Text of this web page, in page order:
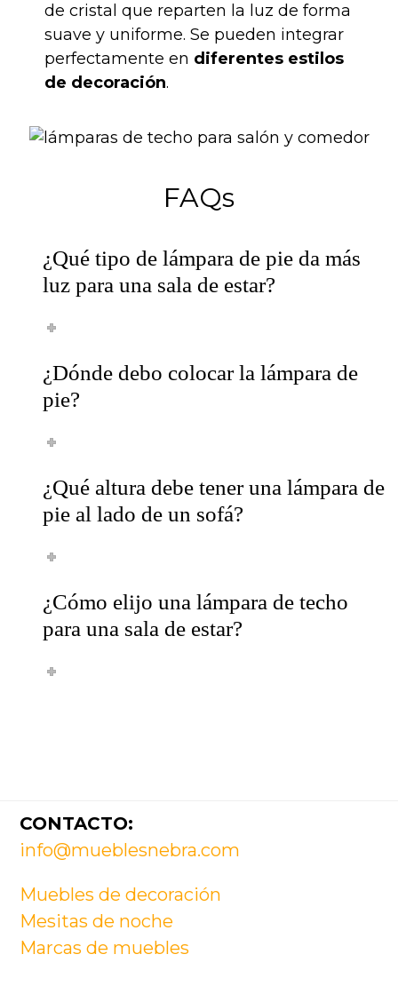
de cristal que reparten la luz de forma
suave y uniforme. Se pueden integrar
perfectamente en diferentes estilos
de decoración.
FAQs
¿Qué tipo de lámpara de pie da más
luz para una sala de estar?
¿Dónde debo colocar la lámpara de
pie?
¿Qué altura debe tener una lámpara de
pie al lado de un sofá?
¿Cómo elijo una lámpara de techo
para una sala de estar?
Footer
CONTACTO:
info@mueblesnebra.com
Muebles de decoración
Mesitas de noche
Marcas de muebles